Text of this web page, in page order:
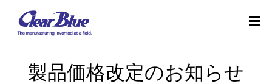
製品価格改定のお知らせ